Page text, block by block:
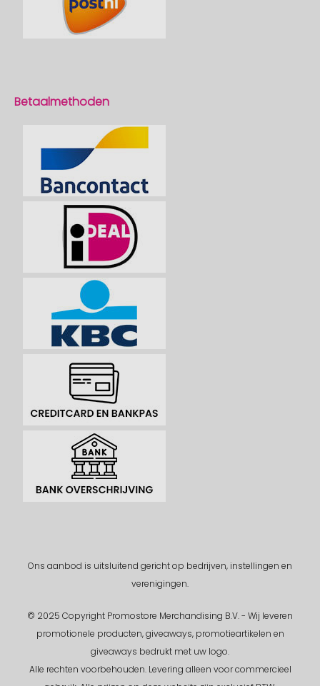
Betaalmethoden
Ons aanbod is uitsluitend gericht op bedrijven, instellingen en
verenigingen.
© 2025 Copyright Promostore Merchandising B.V. - Wij leveren
promotionele producten, giveaways, promotieartikelen en
giveaways bedrukt met uw logo.
Alle rechten voorbehouden.Levering alleen voor commercieel